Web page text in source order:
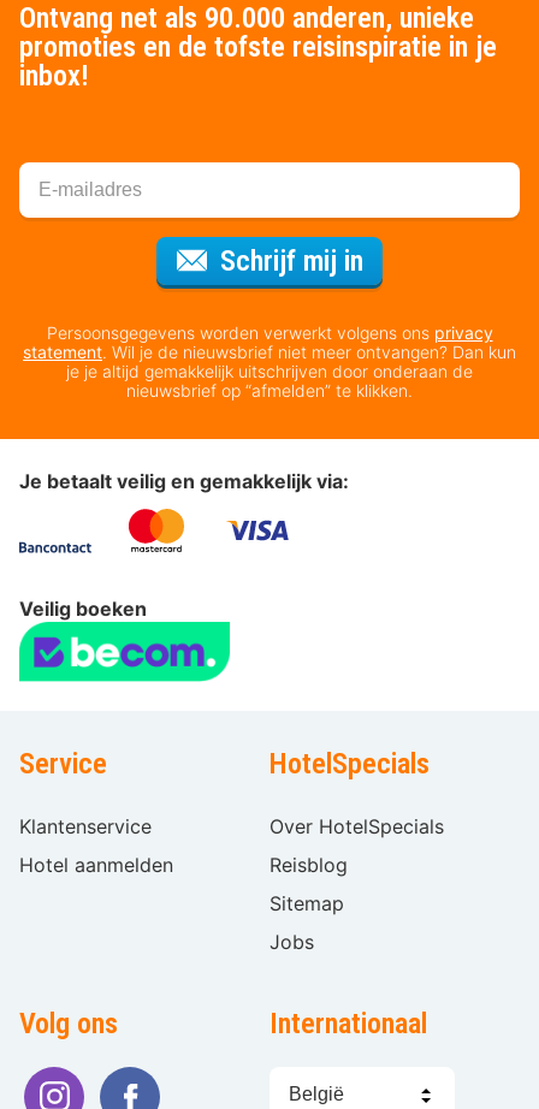
Ontvang net als 90.000 anderen, unieke
promoties en de tofste reisinspiratie in je
inbox!
Schrijf mij in
Persoonsgegevens worden verwerkt volgens ons privacy
statement. Wil je de nieuwsbrief niet meer ontvangen? Dan kun
je je altijd gemakkelijk uitschrijven door onderaan de
nieuwsbrief op “afmelden” te klikken.
Je betaalt veilig en gemakkelijk via:
Veilig boeken
Service
Klantenservice
Hotel aanmelden
HotelSpecials
Over HotelSpecials
Reisblog
Sitemap
Jobs
Volg ons Internationaal